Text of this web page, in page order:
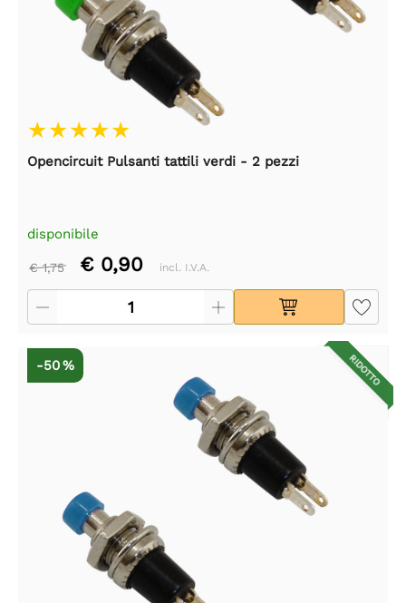
Opencircuit Pulsanti tattili verdi - 2 pezzi
disponibile
€ 1,75 € 0,90 incl. I.V.A.
RIDOTTO
-50 %